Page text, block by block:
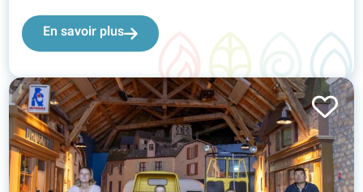
En savoir plus